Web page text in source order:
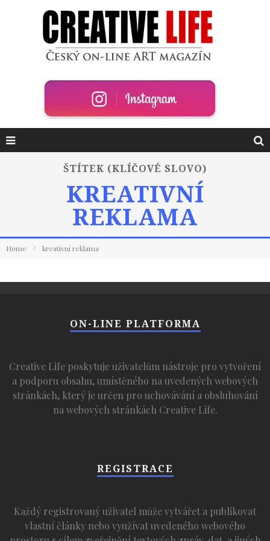
ŠTÍTEK (KLÍČOVÉ SLOVO)
KREATIVNÍ
REKLAMA
Home kreativní reklama
ON-LINE PLATFORMA
Creative Life poskytuje uživatelům nástroje pro vytvoření
a podporu obsahu, umístěného na uvedených webových
stránkách, který je určen pro uchovávání a obsluhování
na webových stránkách Creative Life.
REGISTRACE
Každý registrovaný uživatel může vytvářet a publikovat
vlastní články nebo využívat uvedeného webového